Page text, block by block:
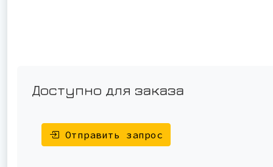
Доступно для заказа
Отправить запрос